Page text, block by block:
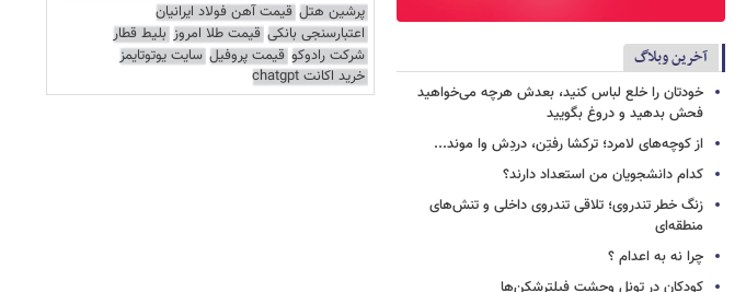
آخرین وبلاگ
خودتان را خلع لباس کنید، بعدش هرچه می‌خواهید
فحش بدهید و دروغ بگویید
از کوچه‌های لامرد؛ ترکشا رفتِن، دردِش وا موند...
کدام دانشجویان من استعداد دارند؟
زنگ خطر تندروی؛ تلاقی تندروی داخلی و تنش‌های
منطقه‌ای
چرا نه به اعدام ؟
کودکان در تونل وحشت فیلترشکن‌ها
پرشین هتل قیمت آهن فولاد ایرانیان
اعتبارسنجی بانکی قیمت طلا امروز بلیط قطار
شرکت رادوکو قیمت پروفیل سایت یوتوتایمز
خرید اکانت chatgpt